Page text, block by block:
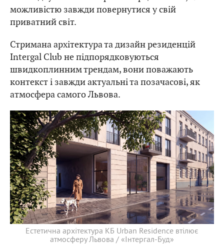
можливістю завжди повернутися у свій
приватний світ.
Стримана архітектура та дизайн резиденцій
Intergal Club не підпорядковуються
швидкоплинним трендам, вони поважають
контекст і завжди актуальні та позачасові, як
атмосфера самого Львова.
Естетична архітектура КБ Urban Residence втілює
атмосферу Львова / «Інтергал-Буд»